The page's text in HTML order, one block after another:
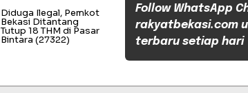
Follow WhatsApp
rakyatbekasi.com
terbaru setiap hari
Diduga Ilegal, Pemkot
Bekasi Ditantang
Tutup 18 THM di Pasar
Bintara (27322)